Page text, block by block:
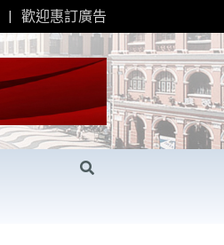
歡迎惠訂廣告